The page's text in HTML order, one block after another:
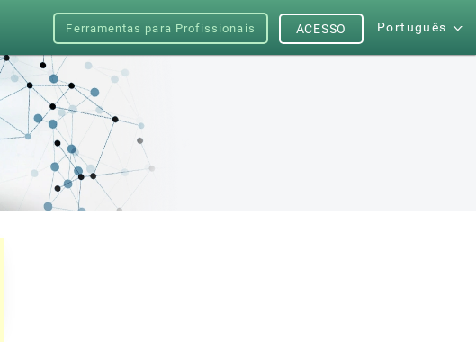
Ferramentas para Profissionais Português
ACESSO